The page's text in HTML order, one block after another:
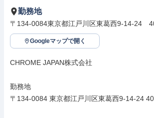
勤務地
〒134-0084東京都江戸川区東葛西9-14-24　
Googleマップで開く
CHROME JAPAN株式会社
勤務地
〒134-0084 東京都江戸川区東葛西9-14-24